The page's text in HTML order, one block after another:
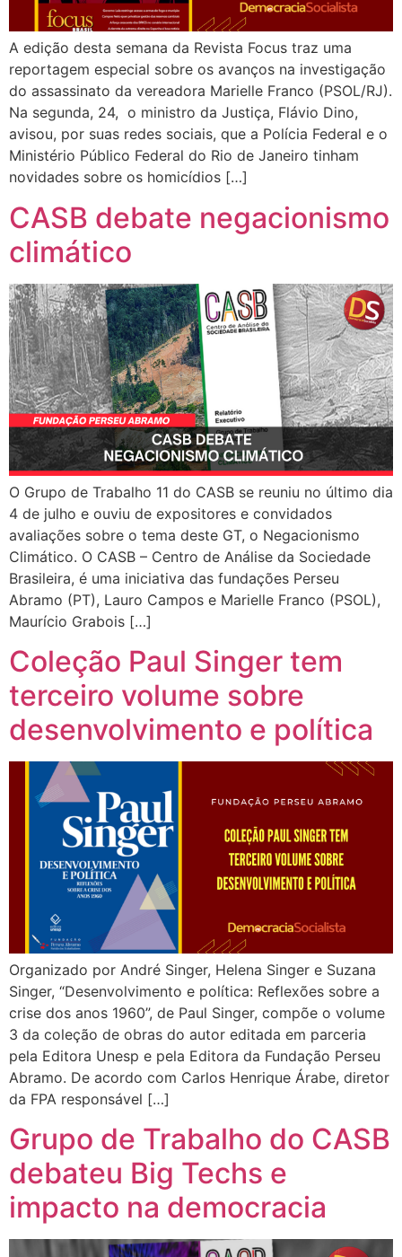
A edição desta semana da Revista Focus traz uma
reportagem especial sobre os avanços na investigação
do assassinato da vereadora Marielle Franco (PSOL/RJ).
Na segunda, 24, o ministro da Justiça, Flávio Dino,
avisou, por suas redes sociais, que a Polícia Federal e o
Ministério Público Federal do Rio de Janeiro tinham
novidades sobre os homicídios […]
CASB debate negacionismo
climático
O Grupo de Trabalho 11 do CASB se reuniu no último dia
4 de julho e ouviu de expositores e convidados
avaliações sobre o tema deste GT, o Negacionismo
Climático. O CASB – Centro de Análise da Sociedade
Brasileira, é uma iniciativa das fundações Perseu
Abramo (PT), Lauro Campos e Marielle Franco (PSOL),
Maurício Grabois […]
Coleção Paul Singer tem
terceiro volume sobre
desenvolvimento e política
Organizado por André Singer, Helena Singer e Suzana
Singer, “Desenvolvimento e política: Reflexões sobre a
crise dos anos 1960”, de Paul Singer, compõe o volume
3 da coleção de obras do autor editada em parceria
pela Editora Unesp e pela Editora da Fundação Perseu
Abramo. De acordo com Carlos Henrique Árabe, diretor
da FPA responsável […]
Grupo de Trabalho do CASB
debateu Big Techs e
impacto na democracia